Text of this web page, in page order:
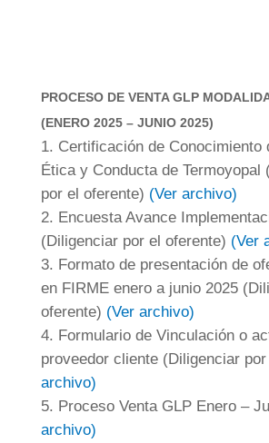
PROCESO DE VENTA GLP
(ENERO 2025 – JUNIO 2025)
Certificación de Conocimiento
Ética y Conducta de Termoyopal
por el oferente) (Ver archivo)
Encuesta Avance
(Diligenciar por el oferente) (Ver
Formato de presentación de
en FIRME enero a junio 2025
oferente) (Ver archivo)
Formulario de Vinculación o
proveedor cliente (Diligenciar
archivo)
Proceso Venta GLP Enero –
archivo)